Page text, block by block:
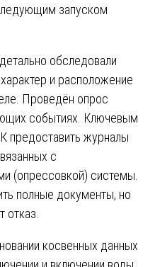
запуском
обследовали
и расположение
Проведён опрос
событиях. Ключевым
предоставить журналы
с
(опрессовкой) системы.
полные документы, но
отказ.
косвенных данных